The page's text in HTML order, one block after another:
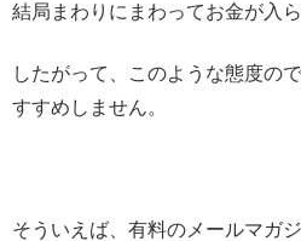
結局まわりにまわってお金が入
したがって、このような態度の
すすめしません。
そういえば、有料のメールマガ